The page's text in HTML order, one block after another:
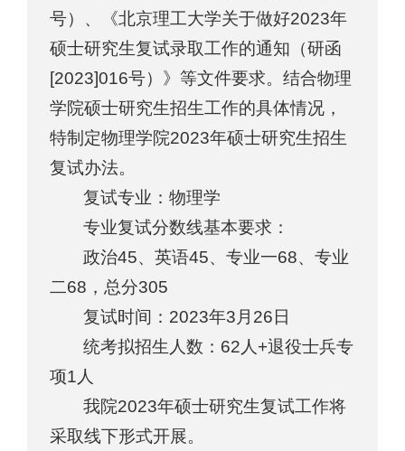
号）、《北京理工大学关于做好2023年
硕士研究生复试录取工作的通知（研函
[2023]016号）》等文件要求。结合物理
学院硕士研究生招生工作的具体情况，
特制定物理学院2023年硕士研究生招生
复试办法。
复试专业：物理学
专业复试分数线基本要求：
政治45、英语45、专业一68、专业
二68，总分305
复试时间：2023年3月26日
统考拟招生人数：62人+退役士兵专
项1人
我院2023年硕士研究生复试工作将
采取线下形式开展。